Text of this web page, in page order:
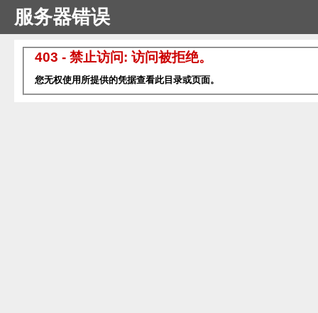
服务器错误
403 - 禁止访问: 访问被拒绝。
您无权使用所提供的凭据查看此目录或页面。